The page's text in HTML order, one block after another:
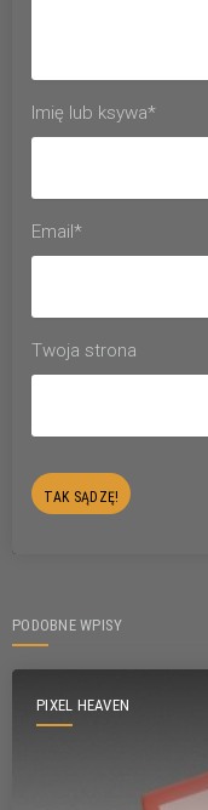
Imię lub ksywa*
Email*
Twoja strona
PODOBNE WPISY
PIXEL HEAVEN